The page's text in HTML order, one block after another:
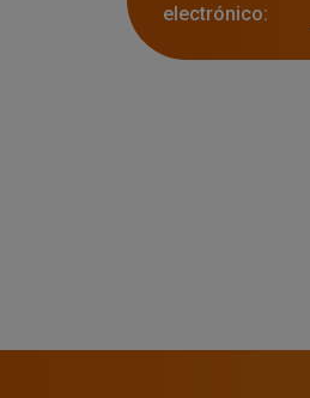
electrónico: